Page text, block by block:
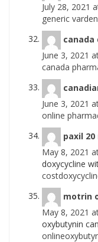
July 28, 2021
generic
canada
June 3, 2021
canada
June 3, 2021
online
paxil
May 8, 2021
doxycycline
motrin
May 8, 2021
oxybutynin